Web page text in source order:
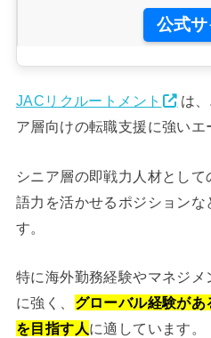
公式サ
JACリクルートメント
は
ア層向けの転職支援に強いエ
シニア層の即戦力人材とし
語力を活かせるポジションな
す。
特に海外勤務経験やマネジ
に強く、 グローバル経験が
を目指す人に適しています。